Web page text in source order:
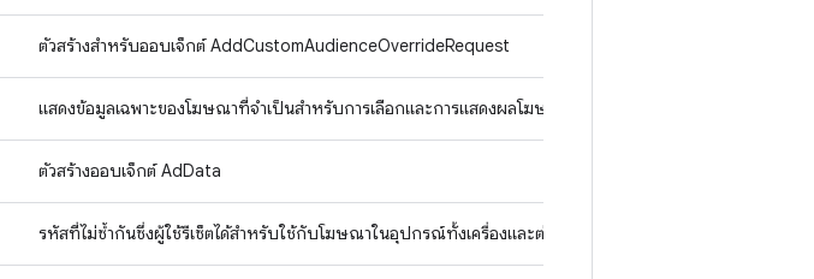
ตัวสร้างสําหรับออบเจ็กต์ AddCustomAudienceOverrideRequest
แสดงข้อมูลเฉพาะของโฆษณาที่จําเป็นสําหรับการเลือกและการแสดงผลโฆษณา
ตัวสร้างออบเจ็กต์ AdData
รหัสที่ไม่ซ้ำกันซึ่งผู้ใช้รีเซ็ตได้สำหรับใช้กับโฆษณาในอุปกรณ์ทั้งเครื่องและต่อโปรไฟล์